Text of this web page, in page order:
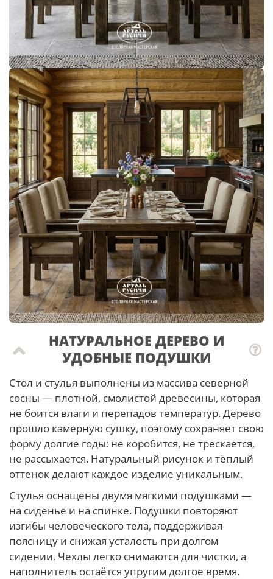
НАТУРАЛЬНОЕ ДЕРЕВО И
УДОБНЫЕ ПОДУШКИ
Стол и стулья выполнены из массива северной
сосны — плотной, смолистой древесины, которая
не боится влаги и перепадов температур. Дерево
прошло камерную сушку, поэтому сохраняет свою
форму долгие годы: не коробится, не трескается,
не рассыхается. Натуральный рисунок и тёплый
оттенок делают каждое изделие уникальным.
Стулья оснащены двумя мягкими подушками —
на сиденье и на спинке. Подушки повторяют
изгибы человеческого тела, поддерживая
поясницу и снижая усталость при долгом
сидении. Чехлы легко снимаются для чистки, а
наполнитель остаётся упругим долгое время.